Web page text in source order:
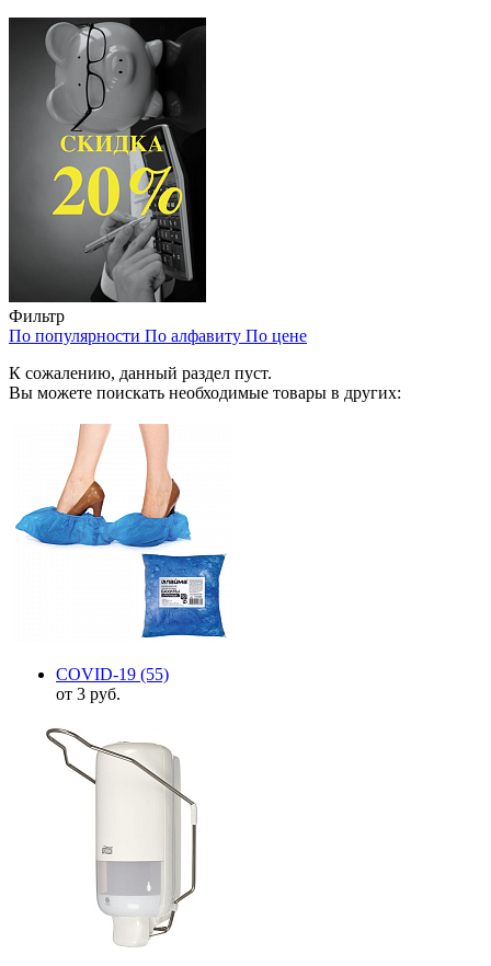
Фильтр
По популярности По алфавиту По цене
К сожалению, данный раздел пуст.
Вы можете поискать необходимые товары в других:
COVID-19 (55)
от 3 руб.